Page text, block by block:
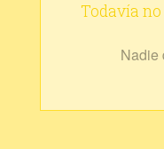
Todavía
Nadie